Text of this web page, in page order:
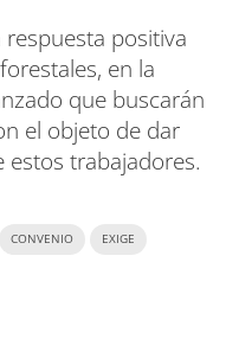
positiva
en la
que buscarán
el objeto de dar
trabajadores.
CONVENIO EXIGE